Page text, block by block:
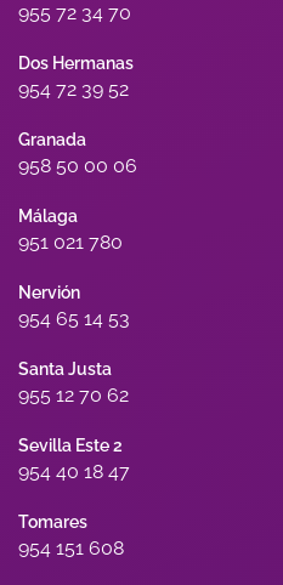
955 72 34 70
Dos Hermanas
954 72 39 52
Granada
958 50 00 06
Málaga
951 021 780
Nervión
954 65 14 53
Santa Justa
955 12 70 62
Sevilla Este 2
954 40 18 47
Tomares
954 151 608